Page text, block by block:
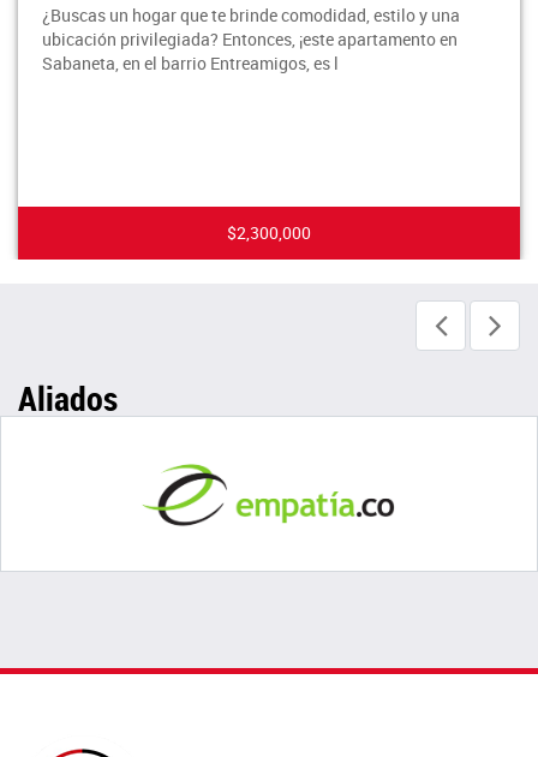
¿Buscas un hogar que te brinde comodidad, estilo y una
ubicación privilegiada? Entonces, ¡este apartamento en
Sabaneta, en el barrio Entreamigos, es l
$2,300,000
Aliados